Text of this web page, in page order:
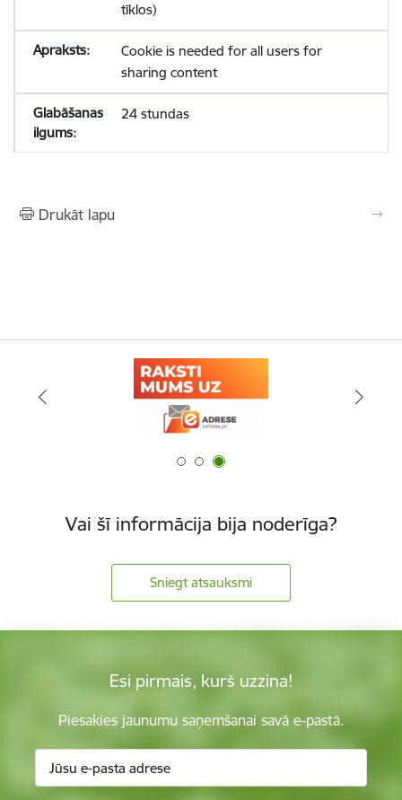
tīklos)
Cookie is needed for all users for
sharing content
24 stundas
Drukāt lapu
Vai šī informācija bija noderīga?
Sniegt atsauksmi
Esi pirmais, kurš uzzina!
Piesakies jaunumu saņemšanai savā e-pastā.